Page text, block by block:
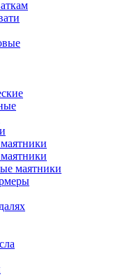
маятники